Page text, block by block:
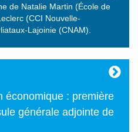
de Natalie Martin (École de
(CCI Nouvelle-
Lajoinie (CNAM).
économique : première
générale adjointe de